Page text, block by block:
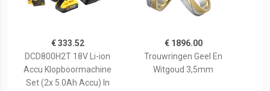
€ 333.52
DCD800H2T 18V Li-ion
Accu Klopboormachine
Set (2x 5.0Ah Accu) In
€ 1896.00
Trouwringen Geel En
Witgoud 3,5mm